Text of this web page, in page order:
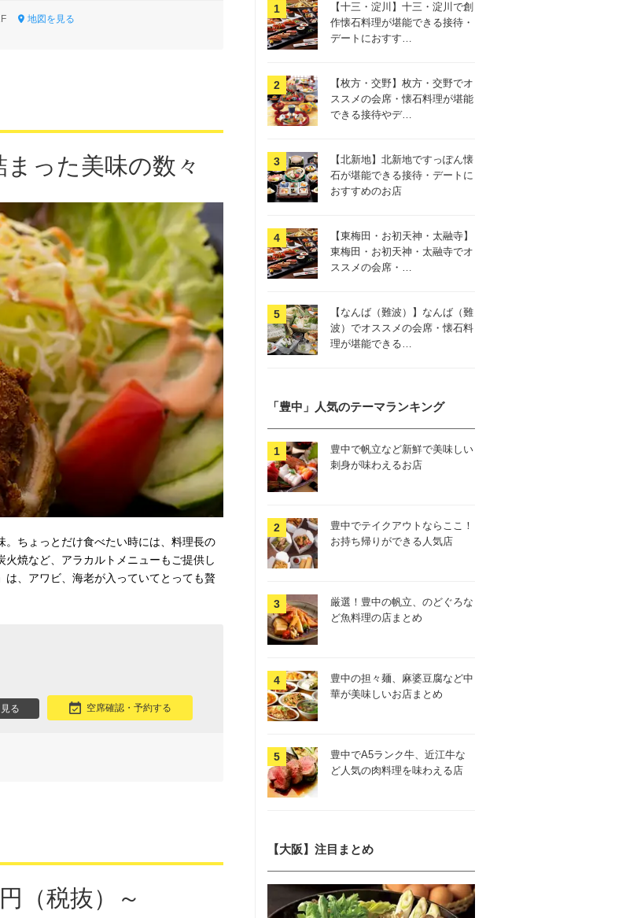
地図を見る
った美味の数々
ちょっとだけ食べたい時には、料理長の
焼など、アラカルトメニューもご提供し
、アワビ、海老が入っていてとっても贅
る 空席確認・予約する
（税抜）～
【十三・淀川】十三・淀川で創
作懐石料理が堪能できる接待・
デートにおすす…
【枚方・交野】枚方・交野でオ
ススメの会席・懐石料理が堪能
できる接待やデ…
【北新地】北新地ですっぽん懐
石が堪能できる接待・デートに
おすすめのお店
【東梅田・お初天神・太融寺】
東梅田・お初天神・太融寺でオ
ススメの会席・…
【なんば（難波）】なんば（難
波）でオススメの会席・懐石料
理が堪能できる…
「豊中」人気のテーマランキング
豊中で帆立など新鮮で美味しい
刺身が味わえるお店
豊中でテイクアウトならここ！
お持ち帰りができる人気店
厳選！豊中の帆立、のどぐろな
ど魚料理の店まとめ
豊中の担々麺、麻婆豆腐など中
華が美味しいお店まとめ
豊中でA5ランク牛、近江牛な
ど人気の肉料理を味わえる店
【大阪】注目まとめ